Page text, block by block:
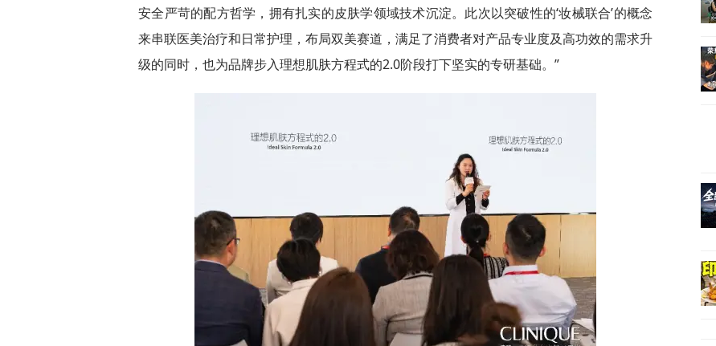
安全严苛的配方哲学，拥有扎实的皮肤学领域技术沉淀。此次以突破性的‘妆械联合’的概念
来串联医美治疗和日常护理，布局双美赛道，满足了消费者对产品专业度及高功效的需求升
级的同时，也为品牌步入理想肌肤方程式的2.0阶段打下坚实的专研基础。”